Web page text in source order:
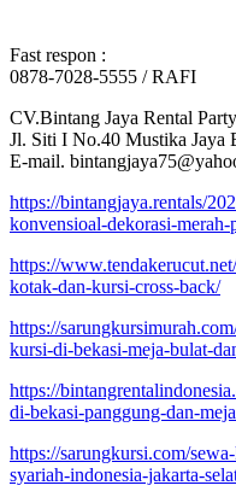
Fast respon :
0878-7028-5555 / RAFI
CV.Bintang Jaya Rental
Jl. Siti I No.40 Mustika Jaya
E-mail.
https://bintangjaya.rentals/
konvensioal-dekorasi-merah-
https://
kotak-dan-kursi-cross-back/
https://
kursi-di-bekasi-meja-bulat-
https://
di-bekasi-panggung-dan-
https://sarungkursi.com/
syariah-indonesia-jakarta-